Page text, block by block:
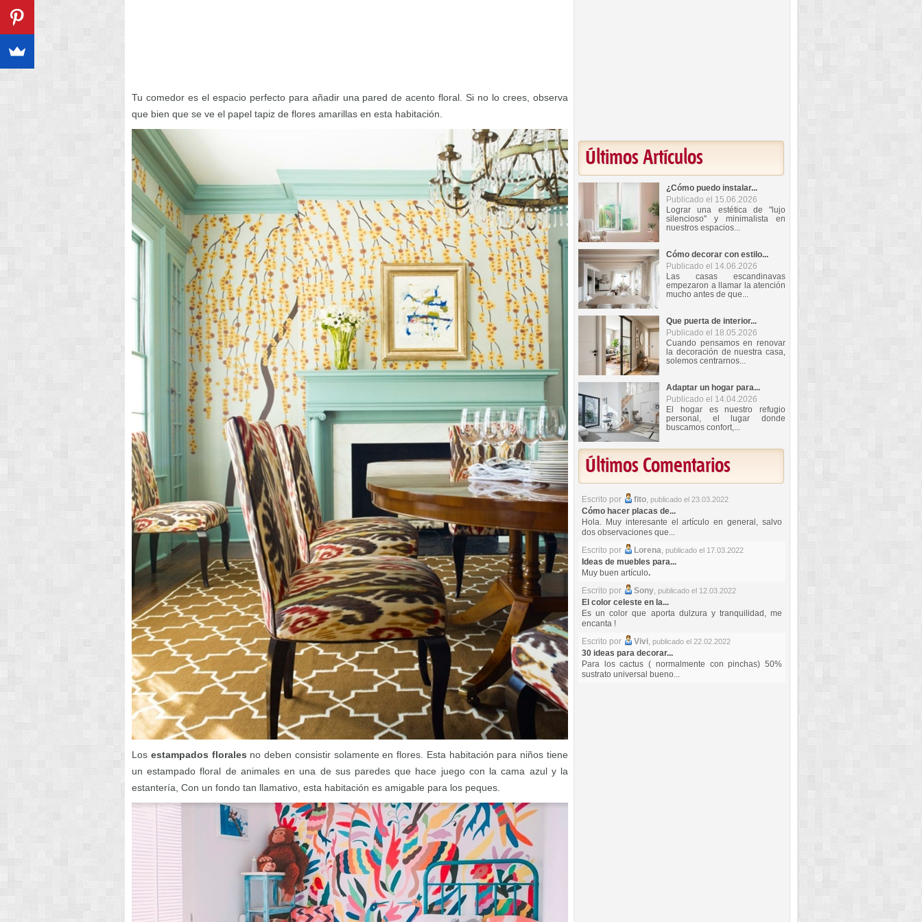
Tu comedor es el espacio perfecto para añadir una pared de acento floral. Si no lo crees, observa
que bien que se ve el papel tapiz de flores amarillas en esta habitación.
Los estampados florales no deben consistir solamente en flores. Esta habitación para niños tiene
un estampado floral de animales en una de sus paredes que hace juego con la cama azul y la
estantería, Con un fondo tan llamativo, esta habitación es amigable para los peques.
Últimos Artículos
¿Cómo puedo instalar...
Publicado el 15.06.2026
Lograr una estética de "lujo
silencioso" y minimalista en
nuestros espacios...
Cómo decorar con estilo...
Publicado el 14.06.2026
Las casas escandinavas
empezaron a llamar la atención
mucho antes de que...
Que puerta de interior...
Publicado el 18.05.2026
Cuando pensamos en renovar
la decoración de nuestra casa,
solemos centrarnos...
Adaptar un hogar para...
Publicado el 14.04.2026
El hogar es nuestro refugio
personal, el lugar donde
buscamos confort,...
Últimos Comentarios
Escrito por fito, publicado el 23.03.2022
Cómo hacer placas de...
Hola. Muy interesante el artículo en general, salvo
dos observaciones que...
Escrito por
Lorena, publicado el 17.03.2022
Ideas de muebles para...
Muy buen artículo.
Escrito por
Sony, publicado el 12.03.2022
El color celeste en la...
Es un color que aporta dulzura y tranquilidad, me
encanta !
Escrito por
Vivi, publicado el 22.02.2022
30 ideas para decorar...
Para los cactus ( normalmente con pinchas) 50%
sustrato universal bueno...